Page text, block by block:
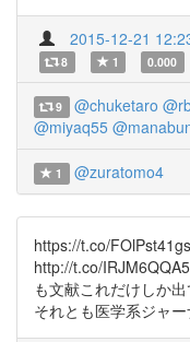
2015-12-21
8 1 0.000
9 @chuketaro
@miyaq55
1 @zuratomo4
https://t.co/
http://t.co/
も文献これだけしか
それとも医学系ジャ